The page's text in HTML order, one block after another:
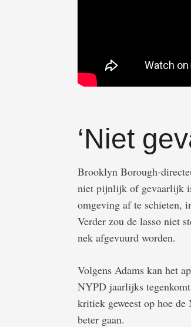
‘Niet
Brooklyn Borough-
niet pijnlijk of gevaarlijk
omgeving af te schieten,
Verder zou de lasso niet
nek afgevuurd worden.
Volgens Adams kan het
NYPD jaarlijks
kritiek geweest op hoe
beter gaan.